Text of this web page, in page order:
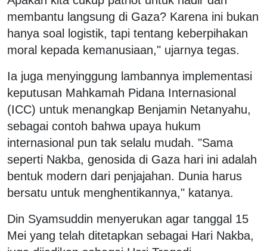
membantu langsung di Gaza? Karena ini bukan
hanya soal logistik, tapi tentang keberpihakan
moral kepada kemanusiaan," ujarnya tegas.
Ia juga menyinggung lambannya implementasi
keputusan Mahkamah Pidana Internasional
(ICC) untuk menangkap Benjamin Netanyahu,
sebagai contoh bahwa upaya hukum
internasional pun tak selalu mudah. "Sama
seperti Nakba, genosida di Gaza hari ini adalah
bentuk modern dari penjajahan. Dunia harus
bersatu untuk menghentikannya," katanya.
Din Syamsuddin menyerukan agar tanggal 15
Mei yang telah ditetapkan sebagai Hari Nakba,